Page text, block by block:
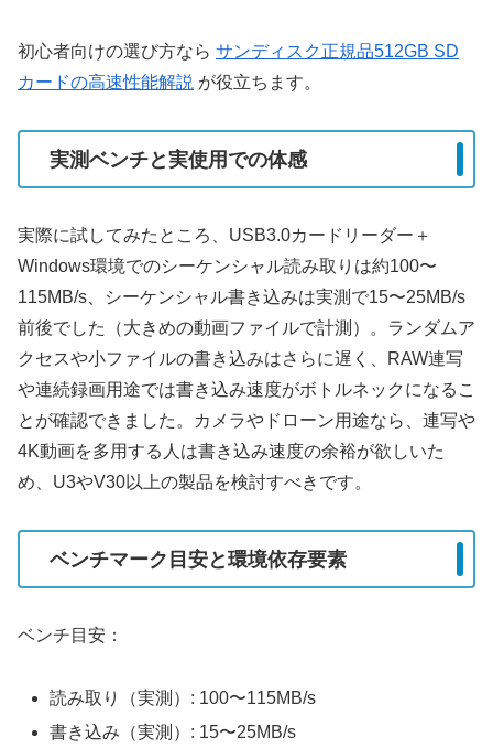
初心者向けの選び方なら サンディスク正規品512GB SD
カードの高速性能解説 が役立ちます。
実測ベンチと実使用での体感
実際に試してみたところ、USB3.0カードリーダー＋
Windows環境でのシーケンシャル読み取りは約100〜
115MB/s、シーケンシャル書き込みは実測で15〜25MB/s
前後でした（大きめの動画ファイルで計測）。ランダムア
クセスや小ファイルの書き込みはさらに遅く、RAW連写
や連続録画用途では書き込み速度がボトルネックになるこ
とが確認できました。カメラやドローン用途なら、連写や
4K動画を多用する人は書き込み速度の余裕が欲しいた
め、U3やV30以上の製品を検討すべきです。
ベンチマーク目安と環境依存要素
ベンチ目安：
読み取り（実測）: 100〜115MB/s
書き込み（実測）: 15〜25MB/s